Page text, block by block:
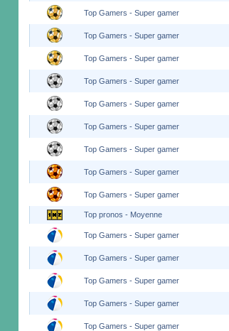
Top Gamers - Super gamer
Top Gamers - Super gamer
Top Gamers - Super gamer
Top Gamers - Super gamer
Top Gamers - Super gamer
Top Gamers - Super gamer
Top Gamers - Super gamer
Top Gamers - Super gamer
Top Gamers - Super gamer
Top pronos - Moyenne
Top Gamers - Super gamer
Top Gamers - Super gamer
Top Gamers - Super gamer
Top Gamers - Super gamer
Top Gamers - Super gamer